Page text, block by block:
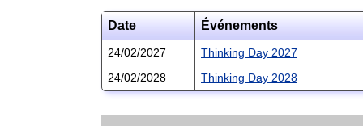
Date Événements
24/02/2027
Thinking Day 2027
24/02/2028
Thinking Day 2028